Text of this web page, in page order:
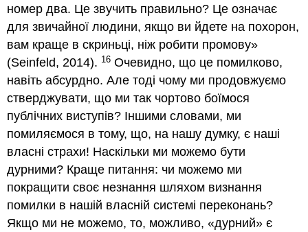
номер два. Це звучить правильно? Це означає
для звичайної людини, якщо ви йдете на похорон,
вам краще в скриньці, ніж робити промову»
(Seinfeld, 2014). 16 Очевидно, що це помилково,
навіть абсурдно. Але тоді чому ми продовжуємо
стверджувати, що ми так чортово боїмося
публічних виступів? Іншими словами, ми
помиляємося в тому, що, на нашу думку, є наші
власні страхи! Наскільки ми можемо бути
дурними? Краще питання: чи можемо ми
покращити своє незнання шляхом визнання
помилки в нашій власній системі переконань?
Якщо ми не можемо, то, можливо, «дурний» є